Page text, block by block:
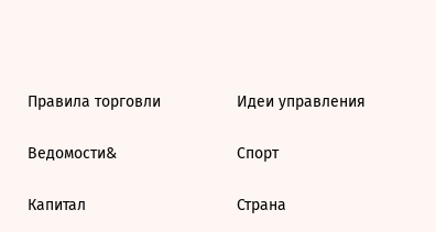
Правила торговли
Ведомости&
Капитал
Идеи управления
Спорт
Страна